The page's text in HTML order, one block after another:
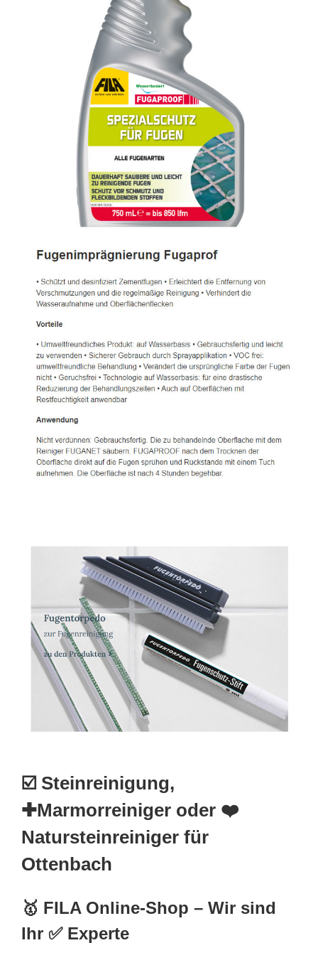
☑️ Steinreinigung,
✚Marmorreiniger oder ❤️
Natursteinreiniger für
Ottenbach
🥇 FILA Online-Shop – Wir sind
Ihr ✅ Experte